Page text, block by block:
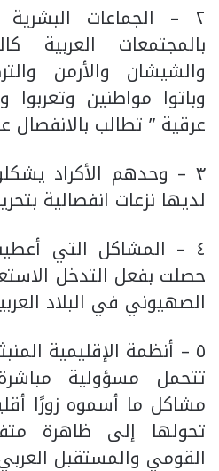
٢ – الجماعات
بالمجتمعات العربية
والشيشان والأرمن
وباتوا مواطنين
عرقية ” تطالب بالانفصال
٣ – وحدهم الأكراد
لديها نزعات انفصالية
٤ – المشاكل التي
حصلت بفعل التدخل
الصهيوني في البلاد
٥ – أنظمة الإقليمية
تتحمل مسؤولية
مشاكل ما أسموه زورًا
تحولها إلى ظاهرة
القومي والمستقبل